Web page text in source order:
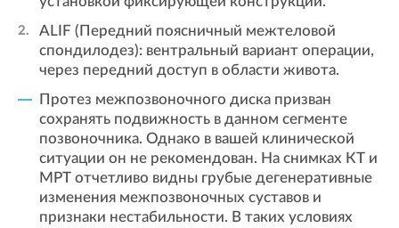
ALIF (Передний поясничный межтеловой
спондилодез): вентральный вариант операции,
через передний доступ в области живота.
Протез межпозвоночного диска призван
сохранять подвижность в данном сегменте
позвоночника. Однако в вашей клинической
ситуации он не рекомендован. На снимках КТ и
МРТ отчетливо видны грубые дегенеративные
изменения межпозвоночных суставов и
признаки нестабильности. В таких условиях